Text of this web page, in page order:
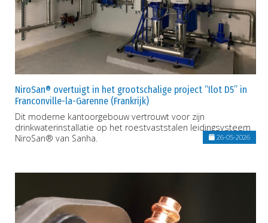
NiroSan® overtuigt in het grootschalige project “Ilot D5” in
Franconville-la-Garenne (Frankrijk)
Dit moderne kantoorgebouw vertrouwt voor zijn
drinkwaterinstallatie op het roestvaststalen leidingsysteem
NiroSan® van Sanha.
26-05-2026